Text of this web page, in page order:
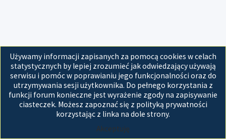
Używamy informacji zapisanych za pomocą cookies w celach
statystycznych by lepiej zrozumieć jak odwiedzający używają
serwisu i pomóc w poprawianiu jego funkcjonalności oraz do
utrzymywania sesji użytkownika. Do pełnego korzystania z
funkcji forum konieczne jest wyrażenie zgody na zapisywanie
ciasteczek. Możesz zapoznać się z polityką prywatności
korzystając z linka na dole strony.
Akceptuję